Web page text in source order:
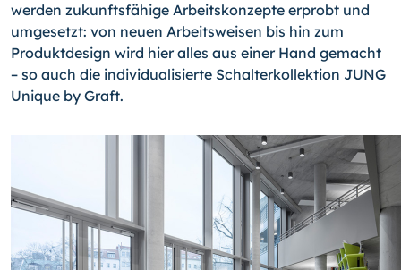
werden zukunftsfähige Arbeitskonzepte erprobt und
umgesetzt: von neuen Arbeitsweisen bis hin zum
Produktdesign wird hier alles aus einer Hand gemacht
– so auch die individualisierte Schalterkollektion JUNG
Unique by Graft.